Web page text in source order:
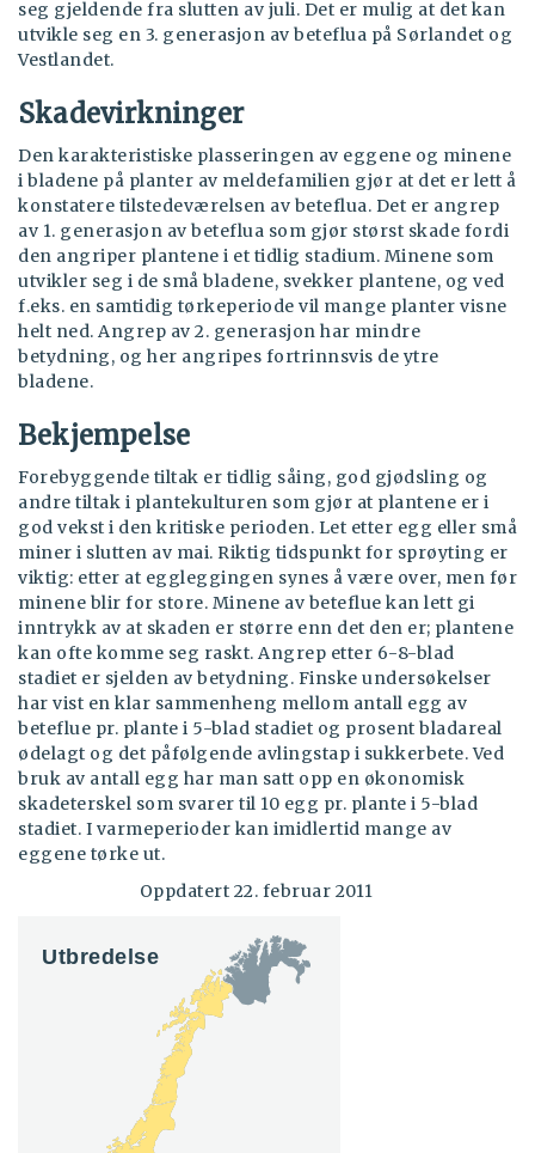
seg gjeldende fra slutten av juli. Det er mulig at det kan
utvikle seg en 3. generasjon av beteflua på Sørlandet og
Vestlandet.
Skadevirkninger
Den karakteristiske plasseringen av eggene og minene
i bladene på planter av meldefamilien gjør at det er lett å
konstatere tilstedeværelsen av beteflua. Det er angrep
av 1. generasjon av beteflua som gjør størst skade fordi
den angriper plantene i et tidlig stadium. Minene som
utvikler seg i de små bladene, svekker plantene, og ved
f.eks. en samtidig tørkeperiode vil mange planter visne
helt ned. Angrep av 2. generasjon har mindre
betydning, og her angripes fortrinnsvis de ytre
bladene.
Bekjempelse
Forebyggende tiltak er tidlig såing, god gjødsling og
andre tiltak i plantekulturen som gjør at plantene er i
god vekst i den kritiske perioden. Let etter egg eller små
miner i slutten av mai. Riktig tidspunkt for sprøyting er
viktig: etter at eggleggingen synes å være over, men før
minene blir for store. Minene av beteflue kan lett gi
inntrykk av at skaden er større enn det den er; plantene
kan ofte komme seg raskt. Angrep etter 6-8-blad
stadiet er sjelden av betydning. Finske undersøkelser
har vist en klar sammenheng mellom antall egg av
beteflue pr. plante i 5-blad stadiet og prosent bladareal
ødelagt og det påfølgende avlingstap i sukkerbete. Ved
bruk av antall egg har man satt opp en økonomisk
skadeterskel som svarer til 10 egg pr. plante i 5-blad
stadiet. I varmeperioder kan imidlertid mange av
eggene tørke ut.
Oppdatert 22. februar 2011
Utbredelse